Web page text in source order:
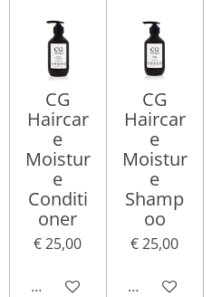
CG
Haircar
e
Moistur
e
Conditi
oner
€ 25,00
In winkelwagen
CG
Haircar
e
Moistur
e
Shamp
oo
€ 25,00
In winkelwagen